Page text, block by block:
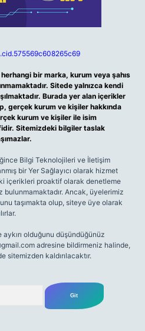
bir marka, kurum veya şahıs
Sitede yalnızca kendi
Burada yer alan içerikler
gerçek kurum ve kişiler hakkında
kurum ve kişiler ile isim
Sitemizdeki bilgiler taslak
Bilgi Teknolojileri ve İletişim
bir Yer Sağlayıcı olarak hizmet
içerikleri proaktif olarak denetleme
bulunmamaktadır. Ancak, üyelerimiz
taşımakta olup, siteye üye olarak
olduğunu düşündüğünüz
adresine bildirmeniz halinde,
sitemizden kaldırılacaktır.